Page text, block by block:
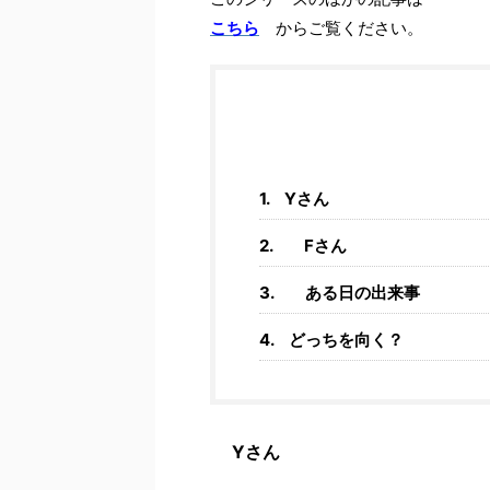
こちら からご覧ください。
Yさん
Fさん
ある日の出来事
どっちを向く？
Yさん